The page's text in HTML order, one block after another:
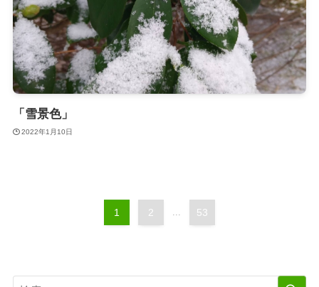
「雪景色」
2022年1月10日
1 2 ... 53